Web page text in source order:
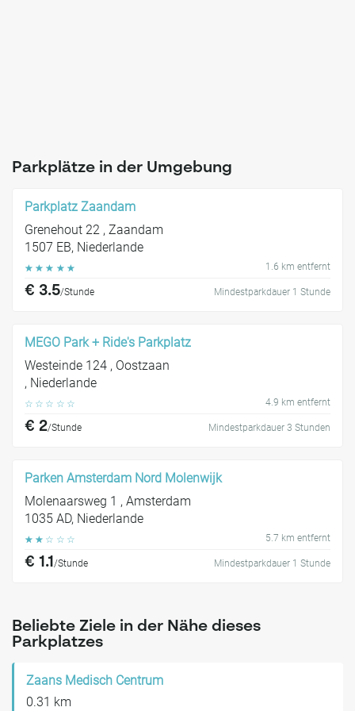
Parkplätze in der Umgebung
Parkplatz Zaandam
Grenehout 22 , Zaandam
1507 EB, Niederlande
☆ ☆ ☆ ☆ ☆ 1.6 km entfernt
€ 3.5/Stunde Mindestparkdauer 1 Stunde
MEGO Park + Ride's Parkplatz
Westeinde 124 , Oostzaan
, Niederlande
☆ ☆ ☆ ☆ ☆ 4.9 km entfernt
€ 2/Stunde Mindestparkdauer 3 Stunden
Parken Amsterdam Nord Molenwijk
Molenaarsweg 1 , Amsterdam
1035 AD, Niederlande
☆ ☆ ☆ ☆ ☆ 5.7 km entfernt
€ 1.1/Stunde Mindestparkdauer 1 Stunde
Beliebte Ziele in der Nähe dieses
Parkplatzes
Zaans Medisch Centrum
0.31 km